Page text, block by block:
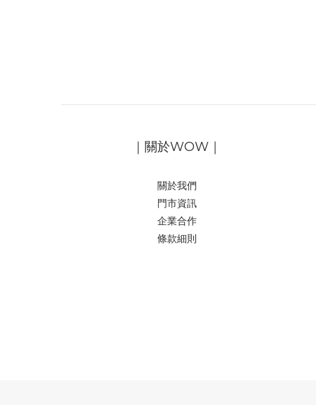
｜關於WOW｜
關於我們
門市資訊
企業合作
條款細則